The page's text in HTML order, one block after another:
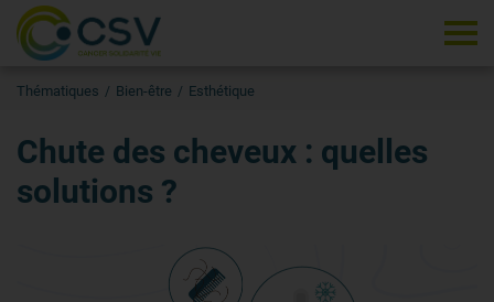
Thématiques Bien-être Esthétique
Chute des cheveux : quelles
solutions ?